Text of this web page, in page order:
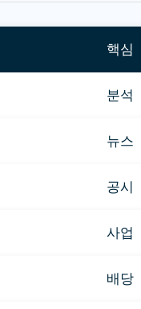
핵심
분석
뉴스
공시
사업
배당